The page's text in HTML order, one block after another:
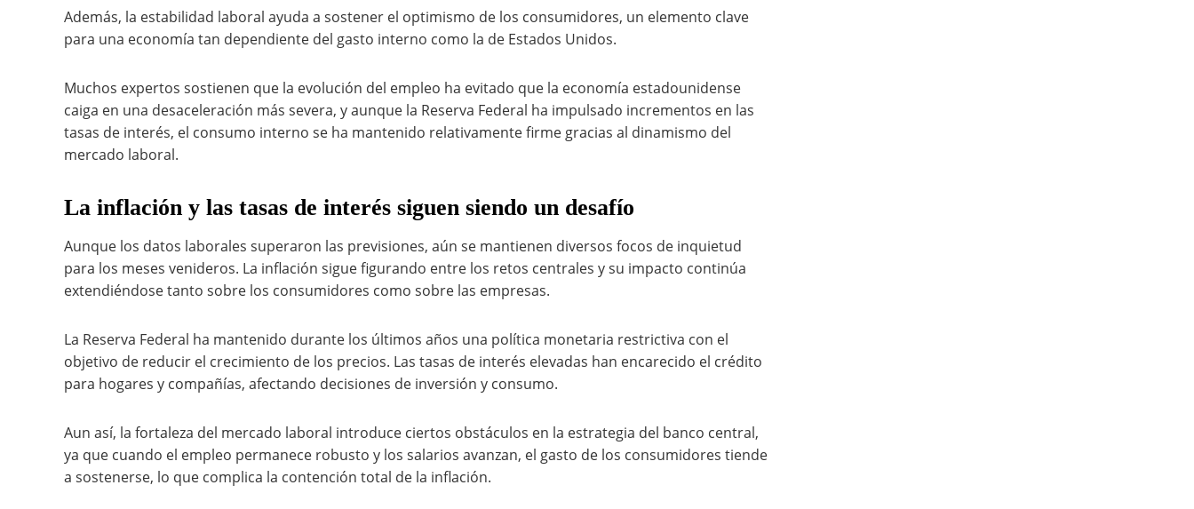
Además, la estabilidad laboral ayuda a sostener el optimismo de los consumidores, un elemento clave
para una economía tan dependiente del gasto interno como la de Estados Unidos.
Muchos expertos sostienen que la evolución del empleo ha evitado que la economía estadounidense
caiga en una desaceleración más severa, y aunque la Reserva Federal ha impulsado incrementos en las
tasas de interés, el consumo interno se ha mantenido relativamente firme gracias al dinamismo del
mercado laboral.
La inflación y las tasas de interés siguen siendo un desafío
Aunque los datos laborales superaron las previsiones, aún se mantienen diversos focos de inquietud
para los meses venideros. La inflación sigue figurando entre los retos centrales y su impacto continúa
extendiéndose tanto sobre los consumidores como sobre las empresas.
La Reserva Federal ha mantenido durante los últimos años una política monetaria restrictiva con el
objetivo de reducir el crecimiento de los precios. Las tasas de interés elevadas han encarecido el crédito
para hogares y compañías, afectando decisiones de inversión y consumo.
Aun así, la fortaleza del mercado laboral introduce ciertos obstáculos en la estrategia del banco central,
ya que cuando el empleo permanece robusto y los salarios avanzan, el gasto de los consumidores tiende
a sostenerse, lo que complica la contención total de la inflación.